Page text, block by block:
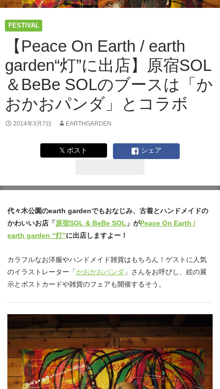
FESTIVAL
【Peace On Earth / earth
garden“灯”に出店】原宿SOL
＆BeBe SOLのブースは「か
おかおパンダ」とコラボ
2014年3月7日 EARTHGARDEN
𝕏 ポスト シェア
代々木公園のearth gardenでもおなじみ、古着とハンドメイドの
かわいいお店「原宿SOL & BeBe SOL 」がPeace On Earth /
earth garden “灯”に出店しますよー！
カラフルなお洋服やハンドメイド雑貨はもちろん！ゲストに人気
のイラストレーター「かおかおパンダ 」さんをお呼びし、絵の展
示とポストカードや雑貨のフェアも開催するそう。